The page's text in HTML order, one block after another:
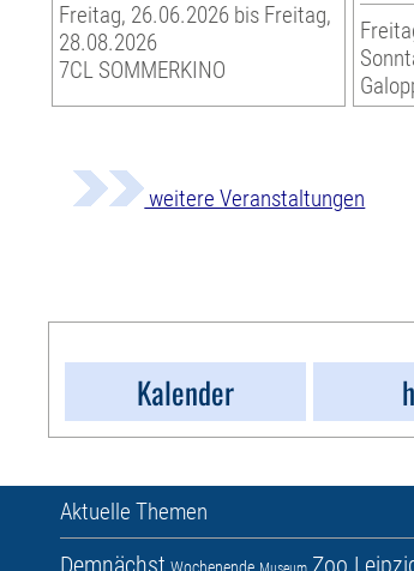
Freitag, 26.06.2026 bis Freitag,
28.08.2026
7CL SOMMERKINO
weitere Veranstaltungen
Kalender
Aktuelle Themen
Demnächst Zoo